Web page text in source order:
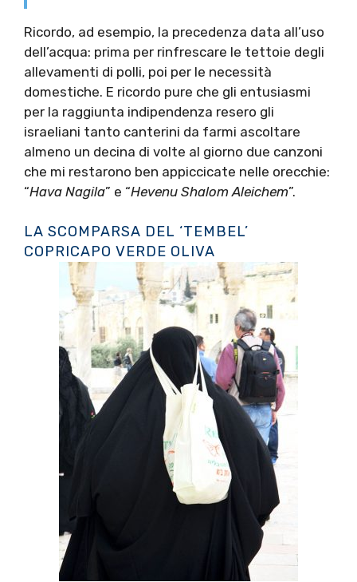
Ricordo, ad esempio, la precedenza data all’uso
dell’acqua: prima per rinfrescare le tettoie degli
allevamenti di polli, poi per le necessità
domestiche. E ricordo pure che gli entusiasmi
per la raggiunta indipendenza resero gli
israeliani tanto canterini da farmi ascoltare
almeno un decina di volte al giorno due canzoni
che mi restarono ben appiccicate nelle orecchie:
“Hava Nagila” e “Hevenu Shalom Aleichem”.
LA SCOMPARSA DEL ‘TEMBEL’
COPRICAPO VERDE OLIVA